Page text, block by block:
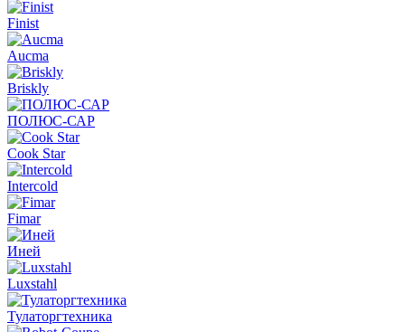
Finist
Aucma
Briskly
ПОЛЮС-САР
Cook Star
Intercold
Fimar
Иней
Luxstahl
Тулаторгтехника